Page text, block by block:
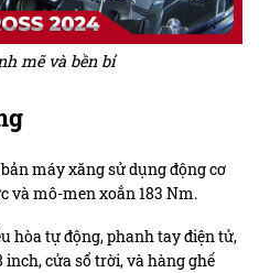
mẽ và bền bỉ
máy xăng sử dụng động cơ
và mô-men xoắn 183 Nm.
hòa tự động, phanh tay điện tử,
cửa sổ trời, và hàng ghế